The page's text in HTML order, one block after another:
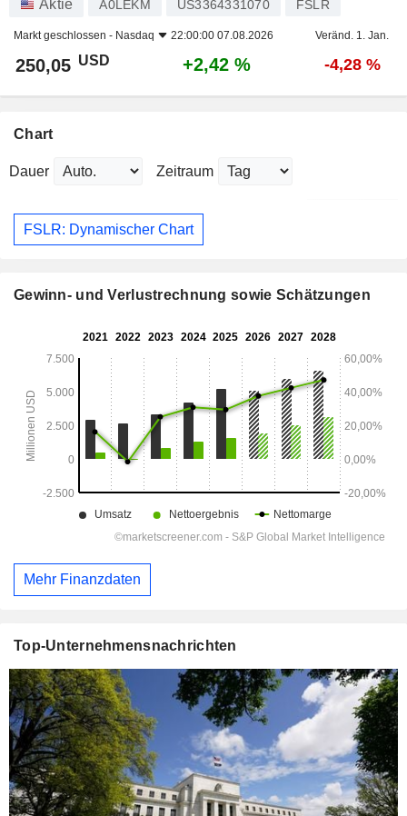
Aktie A0LEKM US3364331070 FSLR
Markt geschlossen - Nasdaq 22:00:00 07.08.2026 Veränd. 1. Jan.
250,05 USD +2,42 % -4,28 %
Chart
Dauer Zeitraum
FSLR: Dynamischer Chart
Gewinn- und Verlustrechnung sowie Schätzungen
Mehr Finanzdaten
Top-Unternehmensnachrichten